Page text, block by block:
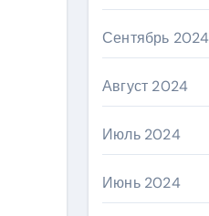
Сентябрь 2024
Август 2024
Июль 2024
Июнь 2024